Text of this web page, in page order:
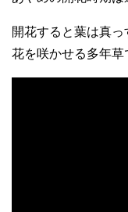
開花すると葉は真
花を咲かせる多年草